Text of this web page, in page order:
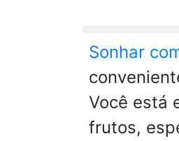
Sonhar
Você está
frutos,